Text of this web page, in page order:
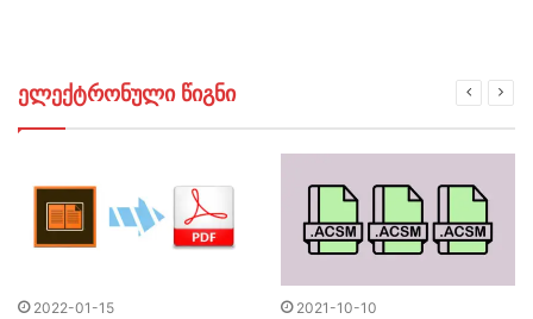
ელექტრონული წიგნი
2022-01-15 2021-10-10